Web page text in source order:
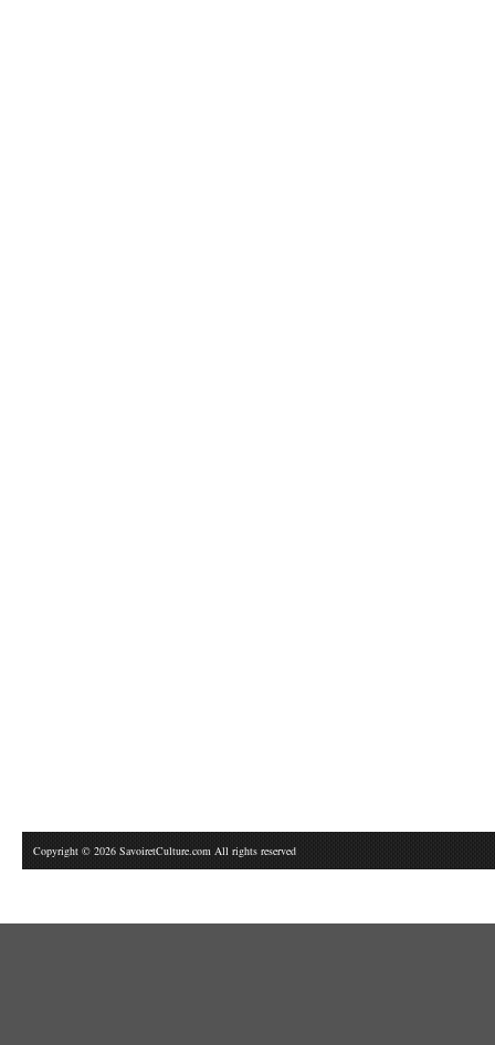
Copyright © 2026 SavoiretCulture.com All rights reserved